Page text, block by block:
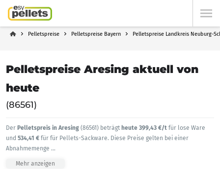
Pelletspreise Pelletspreise Bayern Pelletspreise Landkreis Neuburg-
Pelletspreise Aresing aktuell von
heute
(86561)
Der Pelletspreis in Aresing (86561) beträgt heute 399,43 €/t für lose Ware
und 534,41 € für für Pellets-Sackware. Diese Preise gelten bei einer
Abnahmemenge ...
Mehr anzeigen